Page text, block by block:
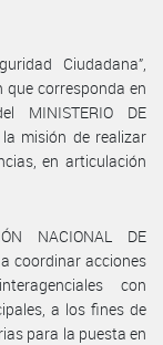
Ciudadana”,
corresponda en
MINISTERIO DE
la misión de realizar
en articulación
NACIONAL DE
a coordinar acciones
con
a los fines de
para la puesta en